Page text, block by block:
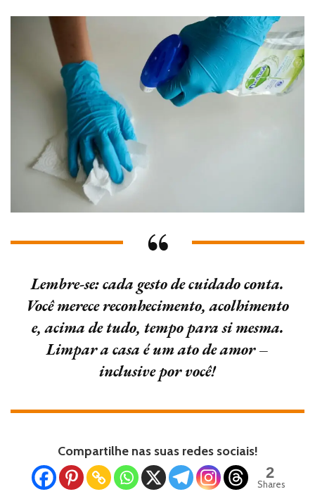
Lembre-se: cada gesto de cuidado conta.
Você merece reconhecimento, acolhimento
e, acima de tudo, tempo para si mesma.
Limpar a casa é um ato de amor –
inclusive por você!
Compartilhe nas suas redes sociais!
2
Shares